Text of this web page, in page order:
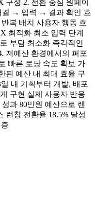
구성 2. 전환 중심 원페이
→ 입력 → 결과 확인 흐
복 배치 사용자 행동 흐
최적화 최소 입력 단계
부담 최소화 즉각적인
저예산 환경에서의 퍼포
빠른 로딩 속도 확보 가
된 예산 내 최대 효율 구
내 기획부터 개발, 배포
구현 실제 사용자 반응
과 80만원 예산으로 랜
런칭 전환율 18.5% 달성